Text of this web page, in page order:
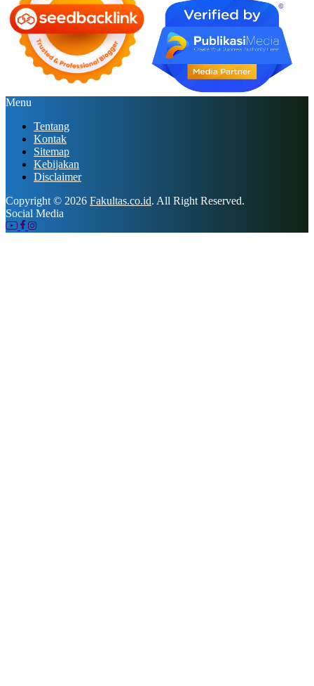
Menu
Tentang
Kontak
Sitemap
Kebijakan
Disclaimer
Copyright © 2026 Fakultas.co.id. All Right Reserved.
Social Media